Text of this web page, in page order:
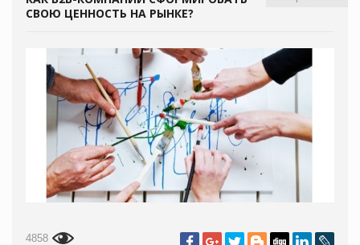
СВОЮ ЦЕННОСТЬ НА РЫНКЕ?
4858